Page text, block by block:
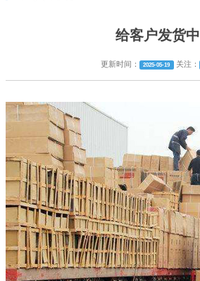
给客户发货中
更新时间： 2025-05-19 关注：